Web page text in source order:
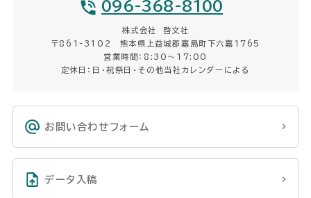
096-368-8100
株式会社 啓文社
〒861-3102 熊本県上益城郡嘉島町下六嘉1765
営業時間：8:30〜17:00
定休日：日・祝祭日・その他当社カレンダーによる
お問い合わせフォーム
データ入稿